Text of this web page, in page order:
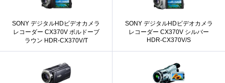
SONY デジタルHDビデオカメラ
レコーダー CX370V ボルドーブ
ラウン HDR-CX370V/T
SONY デジタルHDビデオカメラ
レコーダー CX370V シルバー
HDR-CX370V/S